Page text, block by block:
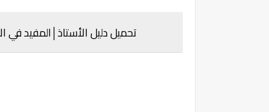
تحميل دليل الأستاذ│المفيد في